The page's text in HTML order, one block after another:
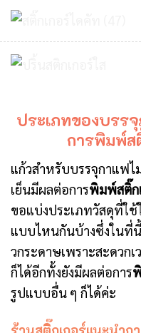
ประเภทของบรร
การพิมพ์ส
แก้วสำหรับบรรจุกาแฟ
เย็นมีผลต่อการพิมพ์สติ๊ก
ขอแบ่งประเภทวัสดุที่ใ
แบบไหนกันบ้างซึ่งในที่
วกระดาษเพราะสะดวก
ก็ได้อีกทั้งยังมีผลต่อการ
รูปแบบอื่น ๆ ก็ได้ค่ะ